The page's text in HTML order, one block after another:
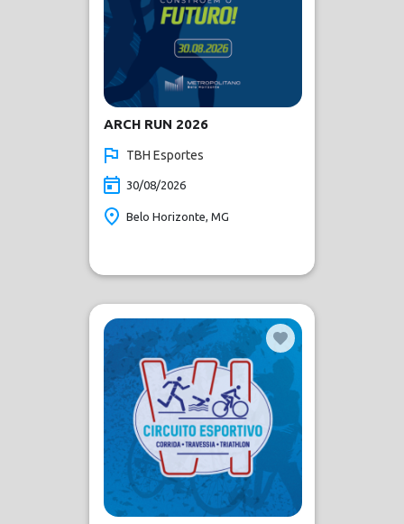
ARCH RUN 2026
TBH Esportes
30/08/2026
Belo Horizonte, MG